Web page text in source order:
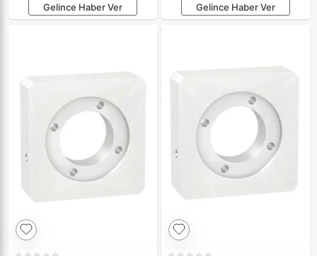
Gelince Haber Ver Gelince Haber Ver